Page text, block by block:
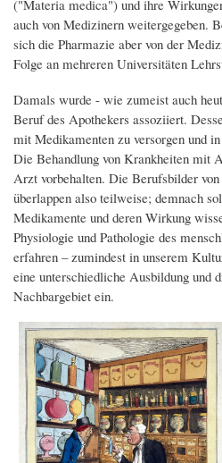
("Materia medica") und ihre
auch von Medizinern weitergegeben.
sich die Pharmazie aber von der
Folge an mehreren Universitäten
Damals wurde - wie zumeist auch
Beruf des Apothekers assoziiert.
mit Medikamenten zu versorgen und
Die Behandlung von Krankheiten mit
Arzt vorbehalten. Die Berufsbilder
überlappen also teilweise; demnach
Medikamente und deren Wirkung
Physiologie und Pathologie des
erfahren – zumindest in unserem
eine unterschiedliche Ausbildung und
Nachbargebiet ein.